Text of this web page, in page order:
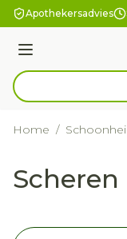
Ga naar de inhoud
Apothekersadvies
Menu
Product, merk,
Home /
Scheren